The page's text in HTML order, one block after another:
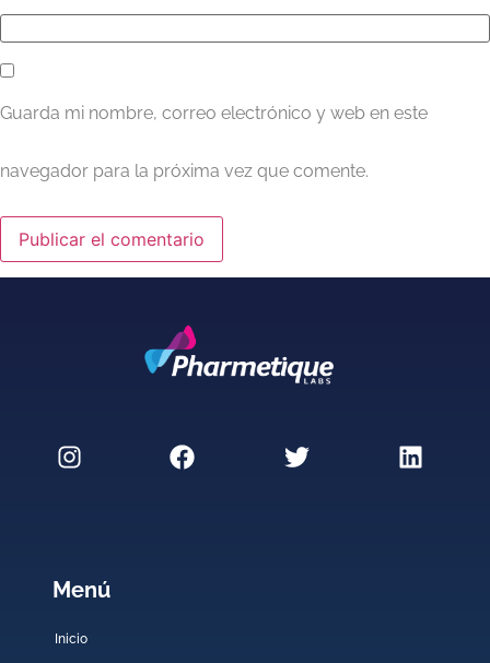
Guarda mi nombre, correo electrónico y web en este
navegador para la próxima vez que comente.
Menú
Inicio